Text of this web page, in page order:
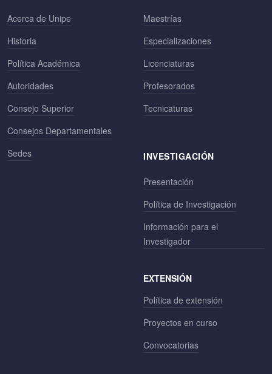
Acerca de Unipe
Historia
Política Académica
Autoridades
Consejo Superior
Consejos Departamentales
Sedes
Maestrías
Especializaciones
Licenciaturas
Profesorados
Tecnicaturas
INVESTIGACIÓN
Presentación
Política de Investigación
Información para el
Investigador
EXTENSIÓN
Política de extensión
Proyectos en curso
Convocatorias